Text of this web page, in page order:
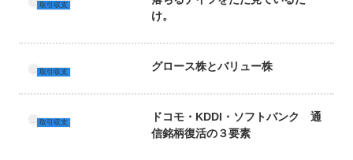
取引収支
け。
取引収支 グロース株とバリュー株
取引収支
ドコモ・KDDI・ソフトバンク 通
信銘柄復活の３要素